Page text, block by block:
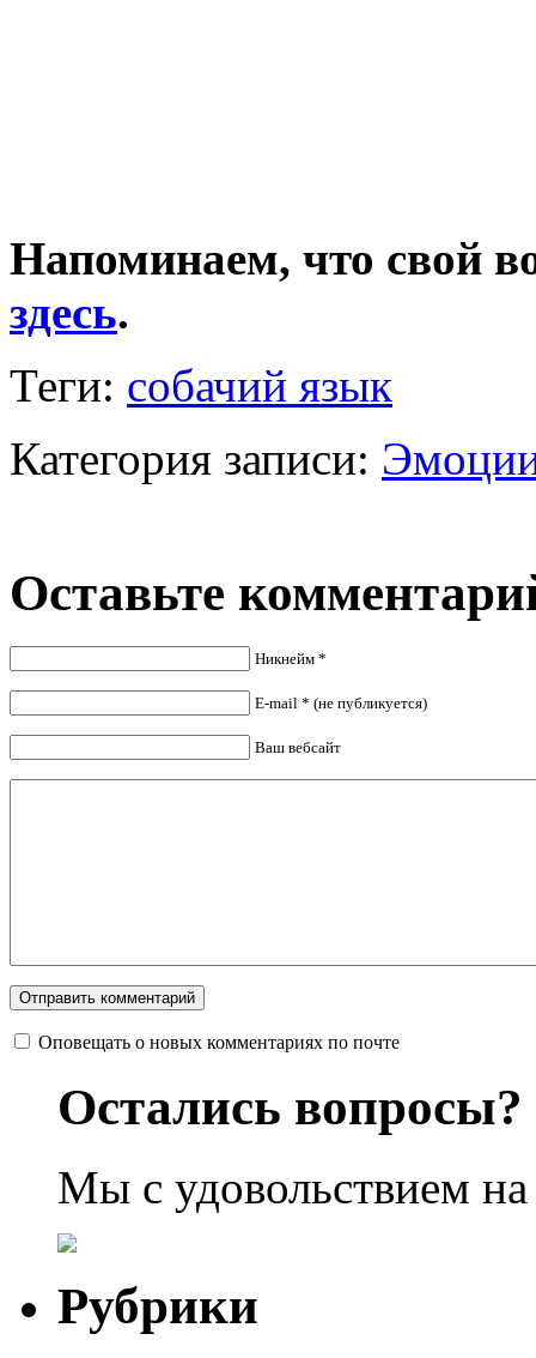
Напоминаем, что свой
здесь.
Теги: собачий язык
Категория записи:
Оставьте
Никнейм *
E-mail * (не публикуется)
Ваш вебсайт
Оповещать о новых комментариях по почте
Остались вопросы?
Мы с удовольствием
Рубрики